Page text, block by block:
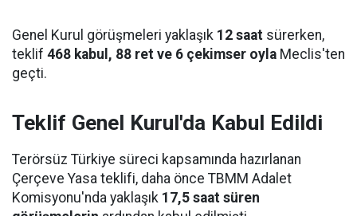
Genel Kurul görüşmeleri yaklaşık 12 saat sürerken,
teklif 468 kabul, 88 ret ve 6 çekimser oyla Meclis'ten
geçti.
Teklif Genel Kurul'da Kabul Edildi
Terörsüz Türkiye süreci kapsamında hazırlanan
Çerçeve Yasa teklifi, daha önce TBMM Adalet
Komisyonu'nda yaklaşık 17,5 saat süren